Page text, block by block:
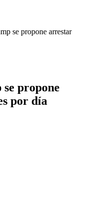
se propone arrestar
propone
por día